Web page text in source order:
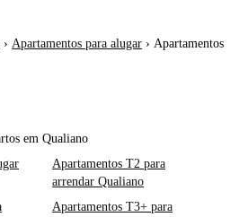
› Apartamentos para alugar › Apartamentos
em Qualiano
Apartamentos T2 para
arrendar Qualiano
Apartamentos T3+ para